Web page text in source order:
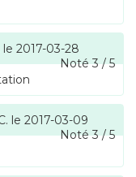
le 2017-03-28
Noté3/5
le 2017-03-09
Noté3/5